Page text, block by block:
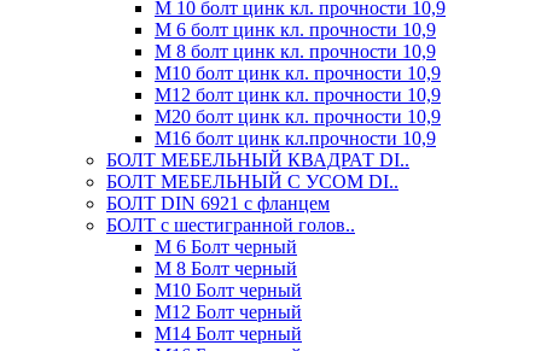
М 10 болт цинк кл. прочности 10,9
М 6 болт цинк кл. прочности 10,9
М 8 болт цинк кл. прочности 10,9
М10 болт цинк кл. прочности 10,9
М12 болт цинк кл. прочности 10,9
М20 болт цинк кл. прочности 10,9
М16 болт цинк кл.прочности 10,9
БОЛТ МЕБЕЛЬНЫЙ КВАДРАТ DI..
БОЛТ МЕБЕЛЬНЫЙ С УСОМ DI..
БОЛТ DIN 6921 c фланцем
БОЛТ с шестигранной голов..
М 6 Болт черный
М 8 Болт черный
М10 Болт черный
М12 Болт черный
М14 Болт черный